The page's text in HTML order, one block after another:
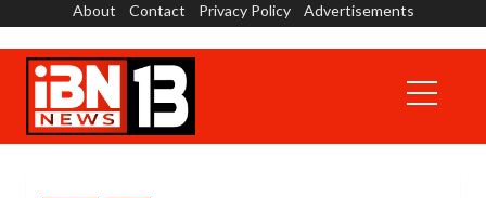
content
About Contact Privacy Policy Advertisements
Menu